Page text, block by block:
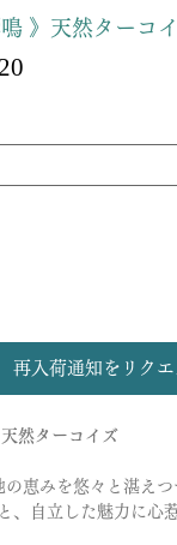
》天然ターコ
再入荷通知をリクエ
然ターコイズ
恵みを悠々と湛えつ
、自立した魅力に心